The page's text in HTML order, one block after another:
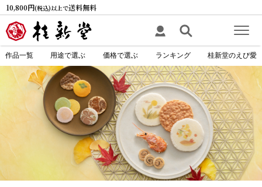
10,800円(税込)以上で送料無料
作品一覧 用途で選ぶ 価格で選ぶ ランキング 桂新堂のえび愛